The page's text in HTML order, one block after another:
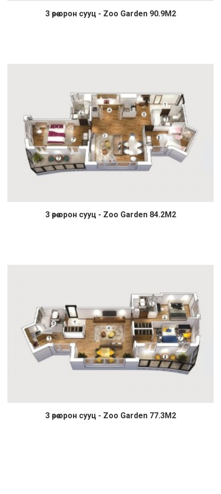
Дэлгэрэнгүй
3 өрөө орон сууц - Zoo Garden 90.9М2
Дэлгэрэнгүй
3 өрөө орон сууц - Zoo Garden 84.2М2
Дэлгэрэнгүй
3 өрөө орон сууц - Zoo Garden 77.3М2